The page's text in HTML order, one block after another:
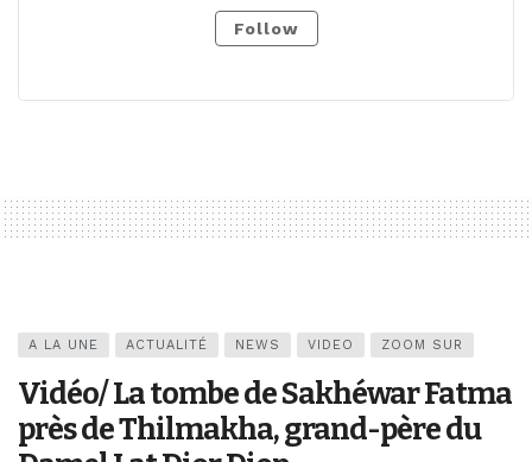
Follow
A LA UNE ACTUALITÉ NEWS VIDEO ZOOM SUR
Vidéo/ La tombe de Sakhéwar Fatma
près de Thilmakha, grand-père du